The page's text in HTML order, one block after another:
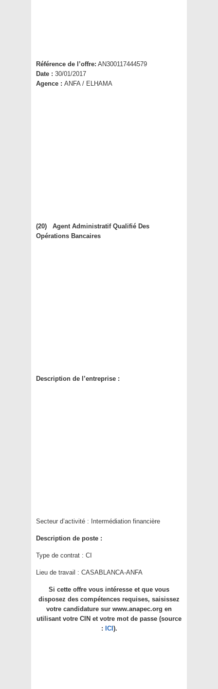
Référence de l’offre: AN300117444579
Date : 30/01/2017
Agence : ANFA / ELHAMA
(20) Agent Administratif Qualifié Des
Opérations Bancaires
Description de l’entreprise :
Secteur d’activité : Intermédiation financière
Description de poste :
Type de contrat : CI
Lieu de travail : CASABLANCA-ANFA
Si cette offre vous intéresse et que vous
disposez des compétences requises, saisissez
votre candidature sur www.anapec.org en
utilisant votre CIN et votre mot de passe (source
: ICI ).